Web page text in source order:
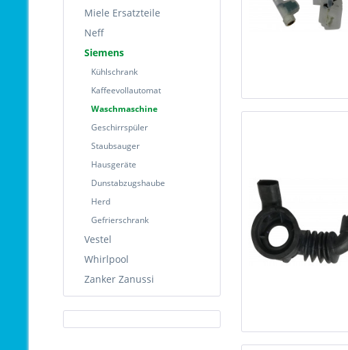
Miele Ersatzteile
Neff
Siemens
Kühlschrank
Kaffeevollautomat
Waschmaschine
Geschirrspüler
Staubsauger
Hausgeräte
Dunstabzugshaube
Herd
Gefrierschrank
Vestel
Whirlpool
Zanker Zanussi